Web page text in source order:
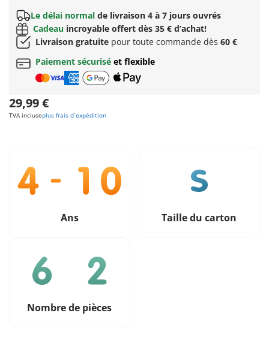
Le délai normal de livraison 4 à 7 jours ouvrés
Cadeau incroyable offert dès 35 € d’achat!
Livraison gratuite pour toute commande dès 60 €
Paiement sécurisé et flexible
29,99 €
TVA incluseplus frais d´expédition
Ans Taille du carton
Nombre de pièces